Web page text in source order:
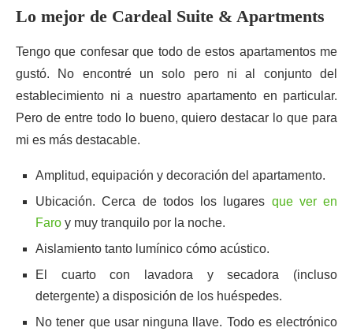
Lo mejor de Cardeal Suite & Apartments
Tengo que confesar que todo de estos apartamentos me
gustó. No encontré un solo pero ni al conjunto del
establecimiento ni a nuestro apartamento en particular.
Pero de entre todo lo bueno, quiero destacar lo que para
mi es más destacable.
Amplitud, equipación y decoración del apartamento.
Ubicación. Cerca de todos los lugares que ver en
Faro y muy tranquilo por la noche.
Aislamiento tanto lumínico cómo acústico.
El cuarto con lavadora y secadora (incluso
detergente) a disposición de los huéspedes.
No tener que usar ninguna llave. Todo es electrónico